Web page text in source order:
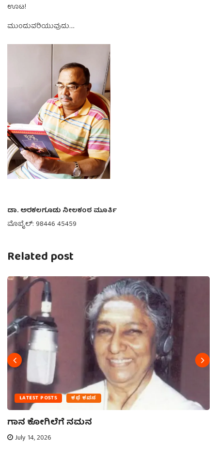
ಊಟ!
ಮುಂದುವರಿಯುವುದು….
ಡಾ. ಅರಕಲಗೂಡು ನೀಲಕಂಠ ಮೂರ್ತಿ
ಮೊಬೈಲ್: 98446 45459
Related post
LATEST POSTS ಕಥೆ ಕವನ
ಗಾನ ಕೋಗಿಲೆಗೆ ನಮನ
July 14, 2026